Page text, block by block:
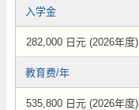
入学金
282,000 日元 (2026年度)
教育费/年
535,800 日元 (2026年度)